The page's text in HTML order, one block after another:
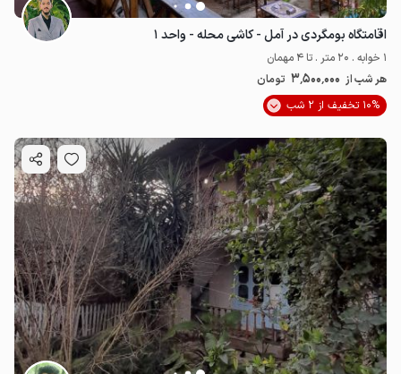
3.5میلیون ت 4.5
اقامتگاه بومگردی در آمل - کاشی محله - واحد ۱
1 خوابه . 20 متر . تا 4 مهمان
هر شب از 3٬500٬000 تومان
10% تخفیف از 2 شب